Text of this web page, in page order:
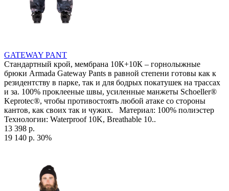
GATEWAY PANT
Стандартный крой, мембрана 10К+10К – горнолыжные
брюки Armada Gateway Pants в равной степени готовы как к
резидентству в парке, так и для бодрых покатушек на трассах
и за. 100% проклееные швы, усиленные манжеты Schoeller®
Keprotec®, чтобы противостоять любой атаке со стороны
кантов, как своих так и чужих. Материал: 100% полиэстер
Технологии: Waterproof 10K, Breathable 10..
13 398 р.
19 140 р. 30%